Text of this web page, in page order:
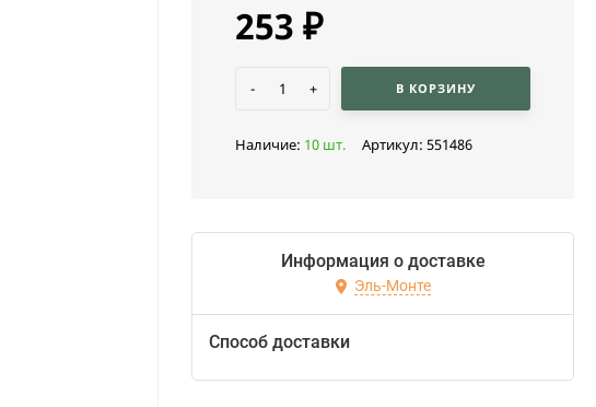
253 ₽
- + В КОРЗИНУ
Наличие: 10 шт. Артикул: 551486
Информация о доставке
Эль-Монте
Способ доставки